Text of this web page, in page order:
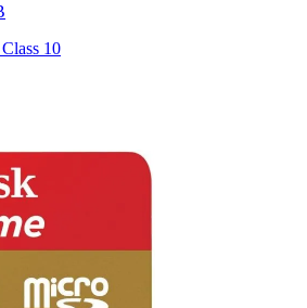
Class 10